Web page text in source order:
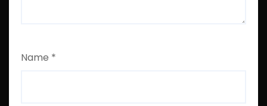
Name *